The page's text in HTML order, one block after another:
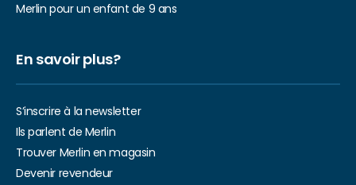
Merlin pour un enfant de 9 ans
En savoir plus?
S’inscrire à la newsletter
Ils parlent de Merlin
Trouver Merlin en magasin
Devenir revendeur